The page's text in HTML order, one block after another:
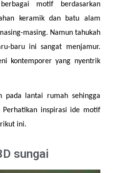
motif berdasarkan
keramik dan batu alam
masing. Namun tahukah
baru ini sangat menjamur.
kontemporer yang nyentrik
pada lantai rumah sehingga
Perhatikan inspirasi ide motif
ini.
sungai